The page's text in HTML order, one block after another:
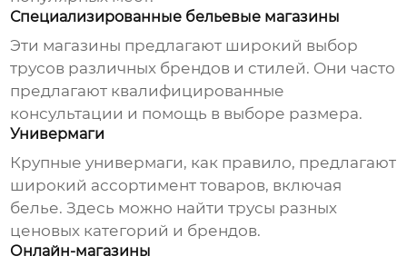
Специализированные бельевые магазины
Эти магазины предлагают широкий выбор
трусов различных брендов и стилей. Они часто
предлагают квалифицированные
консультации и помощь в выборе размера.
Универмаги
Крупные универмаги, как правило, предлагают
широкий ассортимент товаров, включая
белье. Здесь можно найтитрусы разных
ценовых категорий и брендов.
Онлайн-магазины